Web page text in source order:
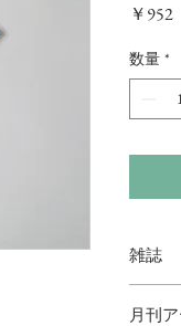
￥952価
数量 *
雑誌
月刊